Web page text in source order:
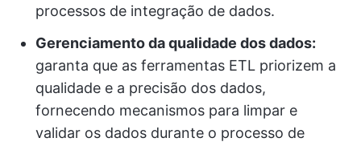
processos de integração de dados.
Gerenciamento da qualidade dos dados:
garanta que as ferramentas ETL priorizem a
qualidade e a precisão dos dados,
fornecendo mecanismos para limpar e
validar os dados durante o processo de